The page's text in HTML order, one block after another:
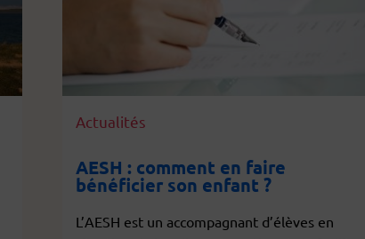
Actualités
AESH : comment en faire
bénéficier son enfant ?
L’AESH est un accompagnant d’élèves en